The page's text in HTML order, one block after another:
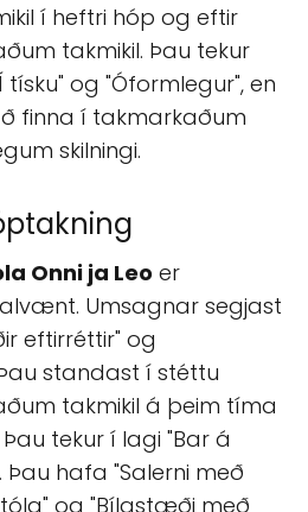
í heftri hóp og eftir
takmikil. Þau tekur
og "Óformlegur", en
finna í takmarkaðum
skilningi.
Onni ja Leo er
Umsagnar segjast
eftirréttir" og
standast í stéttu
takmikil á þeim tíma
tekur í lagi "Bar á
hafa "Salerni með
og "Bílastæði með